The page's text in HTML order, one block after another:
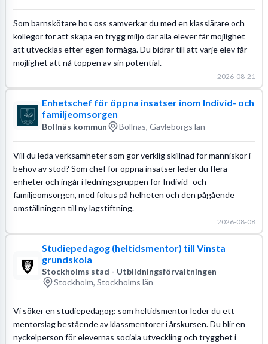
Som barnskötare hos oss samverkar du med en klasslärare och
kollegor för att skapa en trygg miljö där alla elever får möjlighet
att utvecklas efter egen förmåga. Du bidrar till att varje elev får
möjlighet att nå toppen av sin potential.
2026-08-21
Enhetschef för öppna insatser inom Individ- och
familjeomsorgen
Bollnäs kommun Bollnäs, Gävleborgs län
Vill du leda verksamheter som gör verklig skillnad för människor i
behov av stöd? Som chef för öppna insatser leder du flera
enheter och ingår i ledningsgruppen för Individ- och
familjeomsorgen, med fokus på helheten och den pågående
omställningen till ny lagstiftning.
2026-08-08
Studiepedagog (heltidsmentor) till Vinsta
grundskola
Stockholms stad - Utbildningsförvaltningen
Stockholm, Stockholms län
Vi söker en studiepedagog: som heltidsmentor leder du ett
mentorslag bestående av klassmentorer i årskursen. Du blir en
nyckelperson för elevernas sociala utveckling och trygghet i